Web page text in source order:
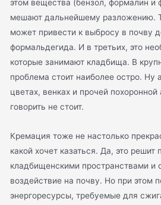
этом вещества (бензол, формалин и
мешают дальнейшему разложению.
может привести к выбросу в почву
формальдегида. И в третьих, это
которые занимают кладбища. В
проблема стоит наиболее остро. Ну
цветах, венках и прочей
говорить не стоит.
Кремация тоже не настолько
какой хочет казаться. Да, это решит
кладбищенскими пространствами и
воздействие на почву. Но при этом
энергоресурсы, требуемые для